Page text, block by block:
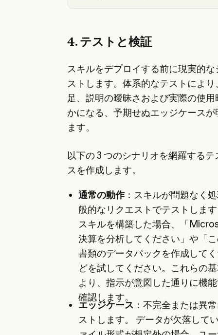
4. テストと検証
スキルをデプロイする前に現実的
ストします。体系的なテストによ
足、説明の曖昧さおよび実際の使
かになる、予期せぬエッジケース
ます。
以下の 3 つのシナリオを網羅する
スを作成します。
通常の動作：スキルが問題なく
般的なリクエストでテストしま
スキルを構築した場合、「
決算を分析してください」や「
書類のデータパックを作成して
どを試してください。これらの
より、指示が意図した通りに機
確認します。
エッジケース ：不完全または異
ストします。 データが欠落して